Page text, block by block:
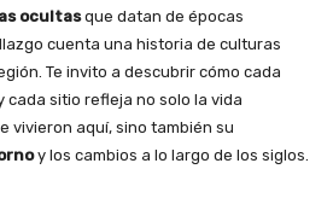
ocultasque datan de épocas
cuenta una historia de culturas
Te invito a descubrir cómo cada
sitio refleja no solo la vida
vivieron aquí, sino también su
y los cambios a lo largo de los siglos.